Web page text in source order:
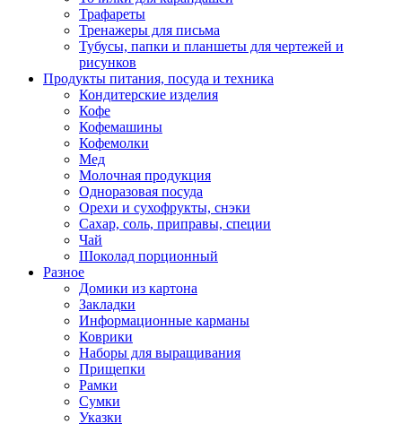
Трафареты
Тренажеры для письма
Тубусы, папки и планшеты для чертежей и
рисунков
Продукты питания, посуда и техника
Кондитерские изделия
Кофе
Кофемашины
Кофемолки
Мед
Молочная продукция
Одноразовая посуда
Орехи и сухофрукты, снэки
Сахар, соль, приправы, специи
Чай
Шоколад порционный
Разное
Домики из картона
Закладки
Информационные карманы
Коврики
Наборы для выращивания
Прищепки
Рамки
Сумки
Указки